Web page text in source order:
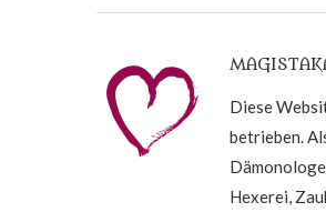
Diese
betrieben.
Hexerei,